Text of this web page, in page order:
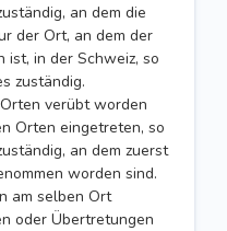
an dem die
der Ort, an dem der
in der Schweiz, so
zuständig.
verübt worden
Orten eingetreten, so
an dem zuerst
worden sind.
am selben Ort
oder Übertretungen